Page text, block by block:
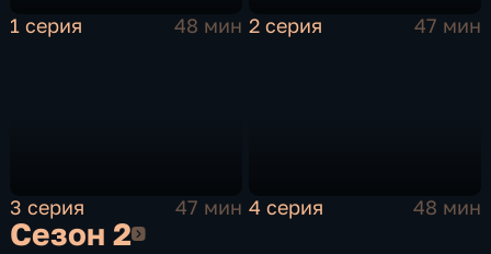
1 серия 48 мин 2 серия 47 мин
3 серия 47 мин 4 серия 48 мин
Сезон 2Сезон 2